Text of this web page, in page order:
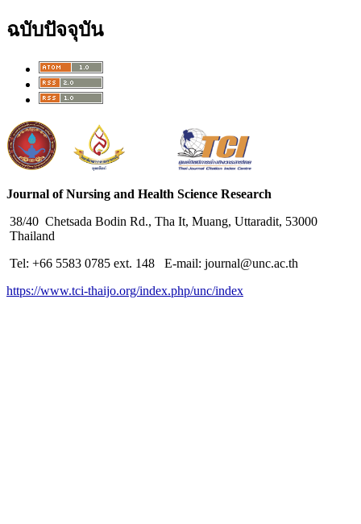
ฉบับปัจจุบัน
Journal of Nursing and Health Science Research
38/40 Chetsada Bodin Rd., Tha It, Muang, Uttaradit, 53000
Thailand
Tel: +66 5583 0785 ext. 148 E-mail: journal@unc.ac.th
https://www.tci-thaijo.org/index.php/unc/index